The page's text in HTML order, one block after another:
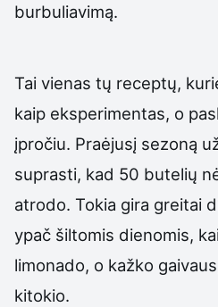
burbuliavimą.
Tai vienas tų receptų,
kaip eksperimentas, o
įpročiu. Praėjusį sezoną
suprasti, kad 50 butelių
atrodo. Tokia gira greitai
ypač šiltomis dienomis,
limonado, o kažko
kitokio.